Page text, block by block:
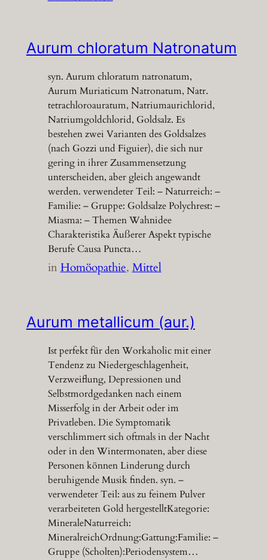
Aurum chloratum Natronatum
syn. Aurum chloratum natronatum,
Aurum Muriaticum Natronatum, Natr.
tetrachloroauratum, Natriumaurichlorid,
Natriumgoldchlorid, Goldsalz. Es
bestehen zwei Varianten des Goldsalzes
(nach Gozzi und Figuier), die sich nur
gering in ihrer Zusammensetzung
unterscheiden, aber gleich angewandt
werden. verwendeter Teil: – Naturreich: –
Familie: – Gruppe: Goldsalze Polychrest: –
Miasma: – Themen Wahnidee
Charakteristika Äußerer Aspekt typische
Berufe Causa Puncta…
inHomöopathie, Mittel
Aurum metallicum (aur.)
Ist perfekt für den Workaholic mit einer
Tendenz zu Niedergeschlagenheit,
Verzweiflung, Depressionen und
Selbstmordgedanken nach einem
Misserfolg in der Arbeit oder im
Privatleben. Die Symptomatik
verschlimmert sich oftmals in der Nacht
oder in den Wintermonaten, aber diese
Personen können Linderung durch
beruhigende Musik finden. syn. –
verwendeter Teil: aus zu feinem Pulver
verarbeiteten Gold hergestelltKategorie:
MineraleNaturreich:
MineralreichOrdnung:Gattung:Familie: –
Gruppe (Scholten):Periodensystem…